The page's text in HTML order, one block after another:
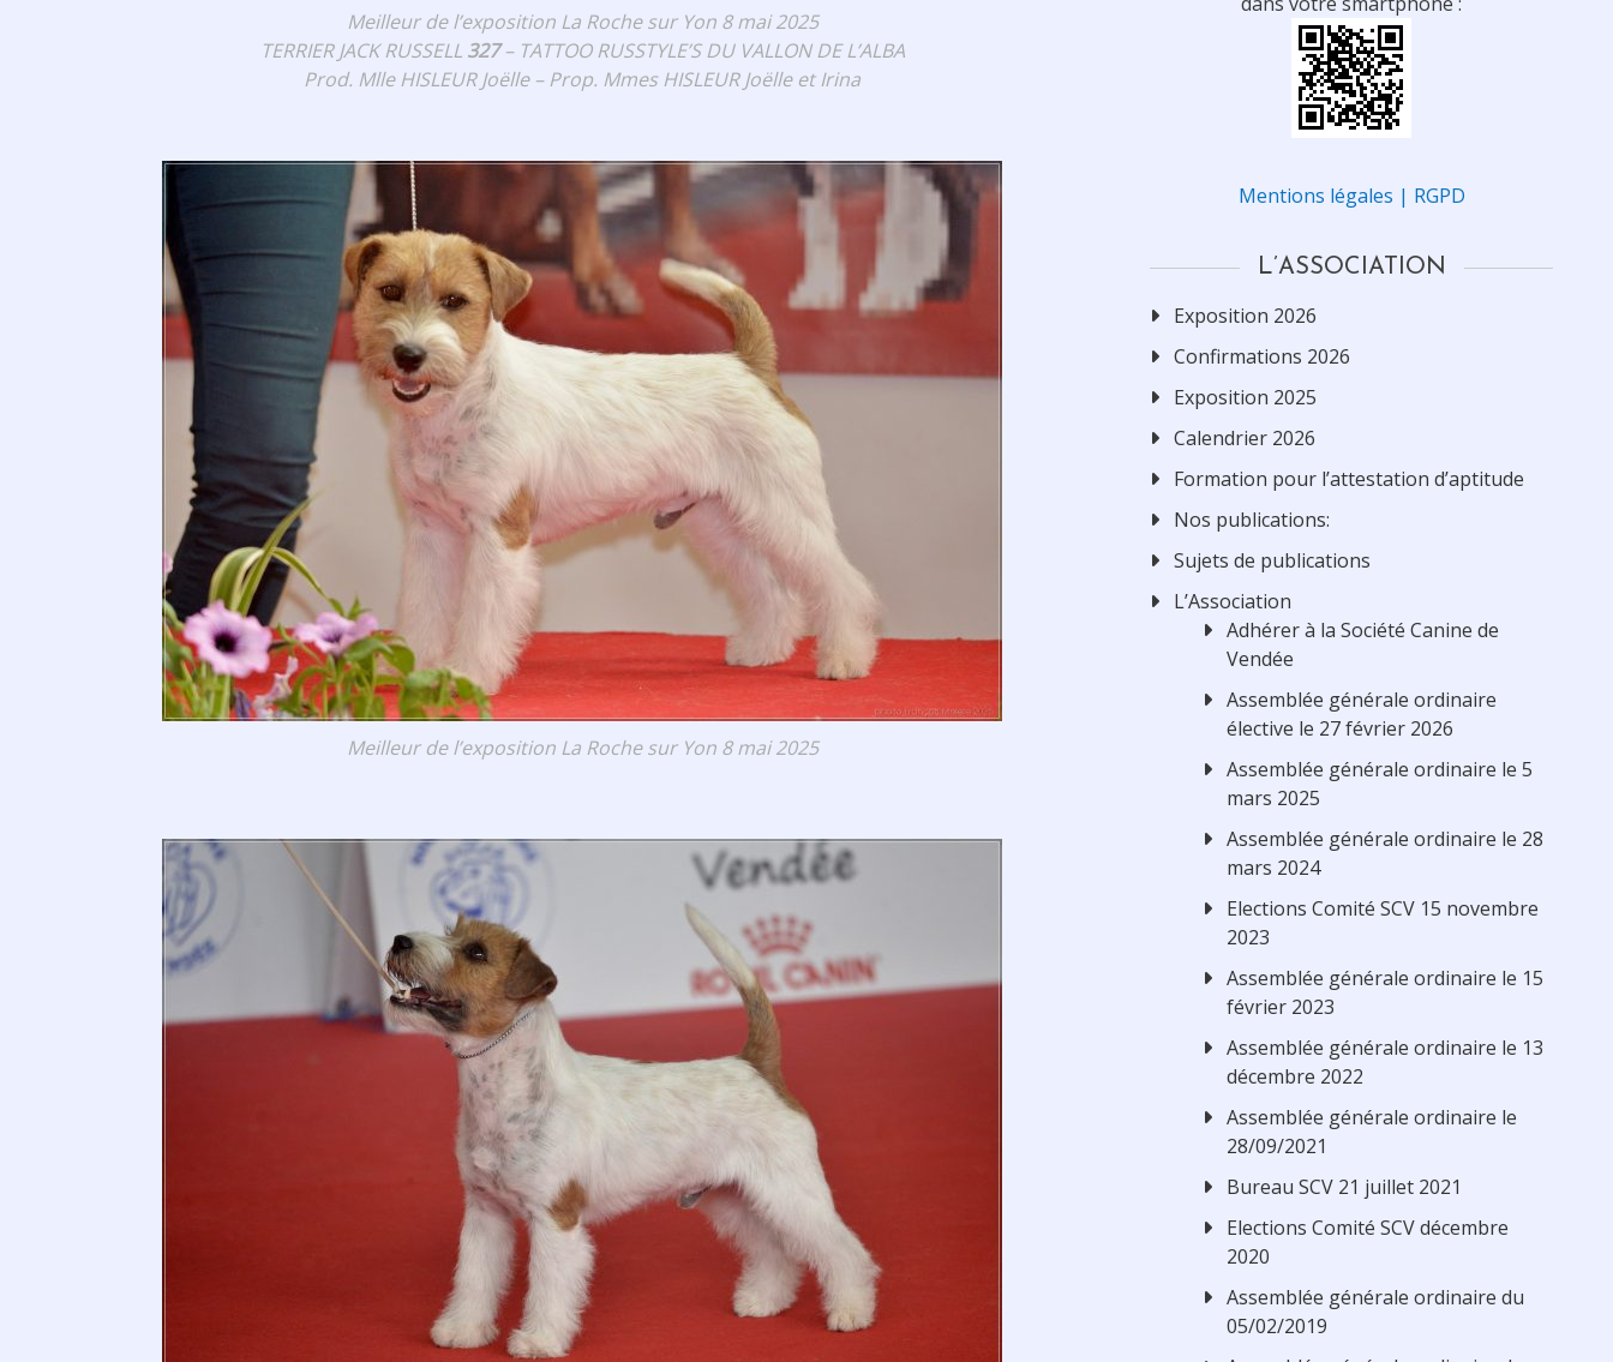
Meilleur de l’exposition La Roche sur Yon 8 mai 2025
TERRIER JACK RUSSELL 327– TATTOO RUSSTYLE’S DU VALLON DE L’ALBA
Prod. Mlle HISLEUR Joëlle – Prop. Mmes HISLEUR Joëlle et Irina
Meilleur de l’exposition La Roche sur Yon 8 mai 2025
Mentions légales | RGPD
L’ASSOCIATION
Exposition 2026
Confirmations 2026
Exposition 2025
Calendrier 2026
Formation pour l’attestation d’aptitude
Nos publications:
Sujets de publications
L’Association
Adhérer à la Société Canine de
Vendée
Assemblée générale ordinaire
élective le 27 février 2026
Assemblée générale ordinaire le 5
mars 2025
Assemblée générale ordinaire le 28
mars 2024
Elections Comité SCV 15 novembre
2023
Assemblée générale ordinaire le 15
février 2023
Assemblée générale ordinaire le 13
décembre 2022
Assemblée générale ordinaire le
28/09/2021
Bureau SCV 21 juillet 2021
Elections Comité SCV décembre
2020
Assemblée générale ordinaire du
05/02/2019